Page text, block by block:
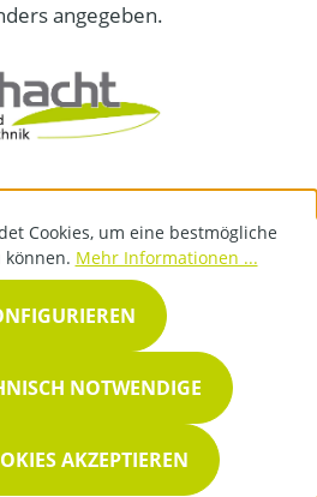
angegeben.
Cookies, um eine bestmögliche
Mehr Informationen ...
NOTWENDIGE
AKZEPTIEREN